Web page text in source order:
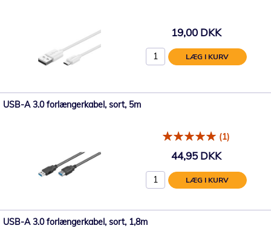
19,00 DKK
LÆG I KURV
USB-A 3.0 forlængerkabel, sort, 5m
(1)
44,95 DKK
LÆG I KURV
USB-A 3.0 forlængerkabel, sort, 1,8m